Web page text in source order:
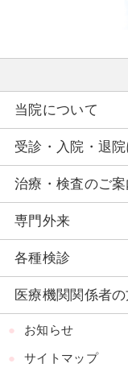
当院について
受診・入院・退
治療・検査のご案
専門外来
各種検診
医療機関関係者
お知らせ
サイトマップ